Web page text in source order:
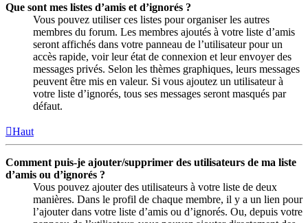
Que sont mes listes d’amis et d’ignorés ?
Vous pouvez utiliser ces listes pour organiser les autres
membres du forum. Les membres ajoutés à votre liste d’amis
seront affichés dans votre panneau de l’utilisateur pour un
accès rapide, voir leur état de connexion et leur envoyer des
messages privés. Selon les thèmes graphiques, leurs messages
peuvent être mis en valeur. Si vous ajoutez un utilisateur à
votre liste d’ignorés, tous ses messages seront masqués par
défaut.
Haut
Comment puis-je ajouter/supprimer des utilisateurs de ma liste
d’amis ou d’ignorés ?
Vous pouvez ajouter des utilisateurs à votre liste de deux
manières. Dans le profil de chaque membre, il y a un lien pour
l’ajouter dans votre liste d’amis ou d’ignorés. Ou, depuis votre